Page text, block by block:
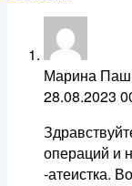
Марина
28.08.2023
операций и
-атеистка.